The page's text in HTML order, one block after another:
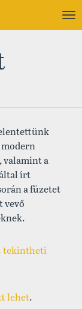
modern
valamint a
írt
a füzetet
vevő
tekintheti
lehet.